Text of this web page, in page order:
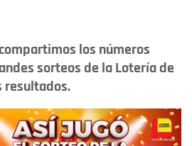
los números
sorteos de la Lotería de
resultados.